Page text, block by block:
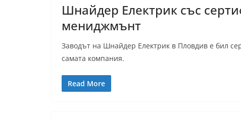
Шнайдер Електрик със
мениджмънт
Заводът на Шнайдер Електрик в Пловдив е бил
самата компания.
Read More